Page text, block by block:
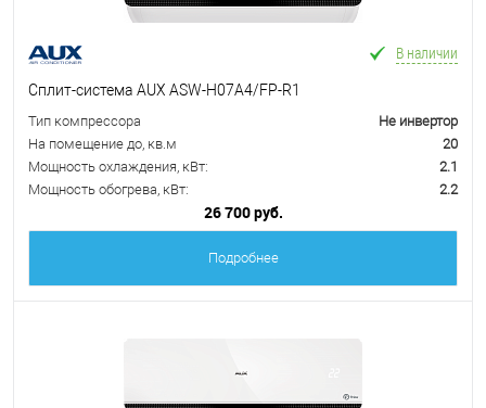
В наличии
Сплит-система AUX ASW-H07A4/FP-R1
Тип компрессора
Не инвертор
На помещение до, кв.м
20
Мощность охлаждения, кВт:
2.1
Мощность обогрева, кВт:
2.2
26 700 руб.
Подробнее